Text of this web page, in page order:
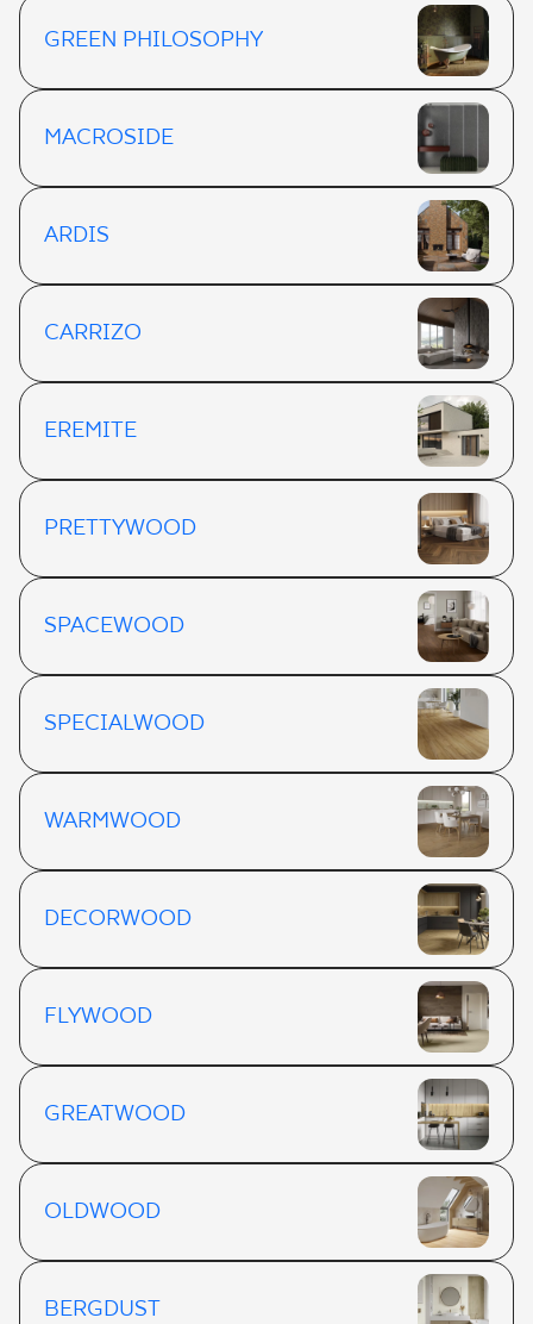
GREEN PHILOSOPHY
MACROSIDE
ARDIS
CARRIZO
EREMITE
PRETTYWOOD
SPACEWOOD
SPECIALWOOD
WARMWOOD
DECORWOOD
FLYWOOD
GREATWOOD
OLDWOOD
BERGDUST